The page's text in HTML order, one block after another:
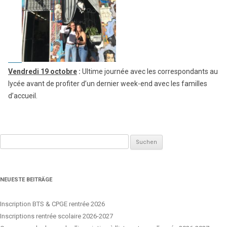
Vendredi 19 octobre : Ultime journée avec les correspondants au
lycée avant de profiter d’un dernier week-end avec les familles
d’accueil.
NEUESTE BEITRÄGE
Inscription BTS & CPGE rentrée 2026
Inscriptions rentrée scolaire 2026-2027